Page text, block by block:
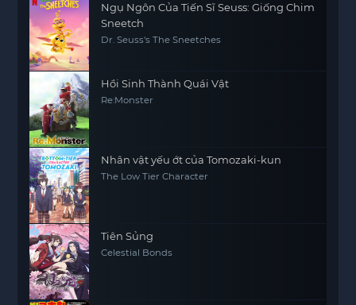
Ngụ Ngôn Của Tiến Sĩ Seuss: Giống Chim
Sneetch
Dr. Seuss's The Sneetches
Hồi Sinh Thành Quái Vật
Re:Monster
Nhân vật yếu ớt của Tomozaki-kun
The Low Tier Character
Tiên Sủng
Celestial Bonds